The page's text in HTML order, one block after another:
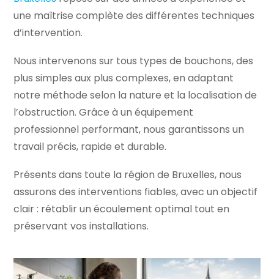
une maîtrise complète des différentes techniques
d’intervention.
Nous intervenons sur tous types de bouchons, des
plus simples aux plus complexes, en adaptant
notre méthode selon la nature et la localisation de
l’obstruction. Grâce à un équipement
professionnel performant, nous garantissons un
travail précis, rapide et durable.
Présents dans toute la région de Bruxelles, nous
assurons des interventions fiables, avec un objectif
clair : rétablir un écoulement optimal tout en
préservant vos installations.